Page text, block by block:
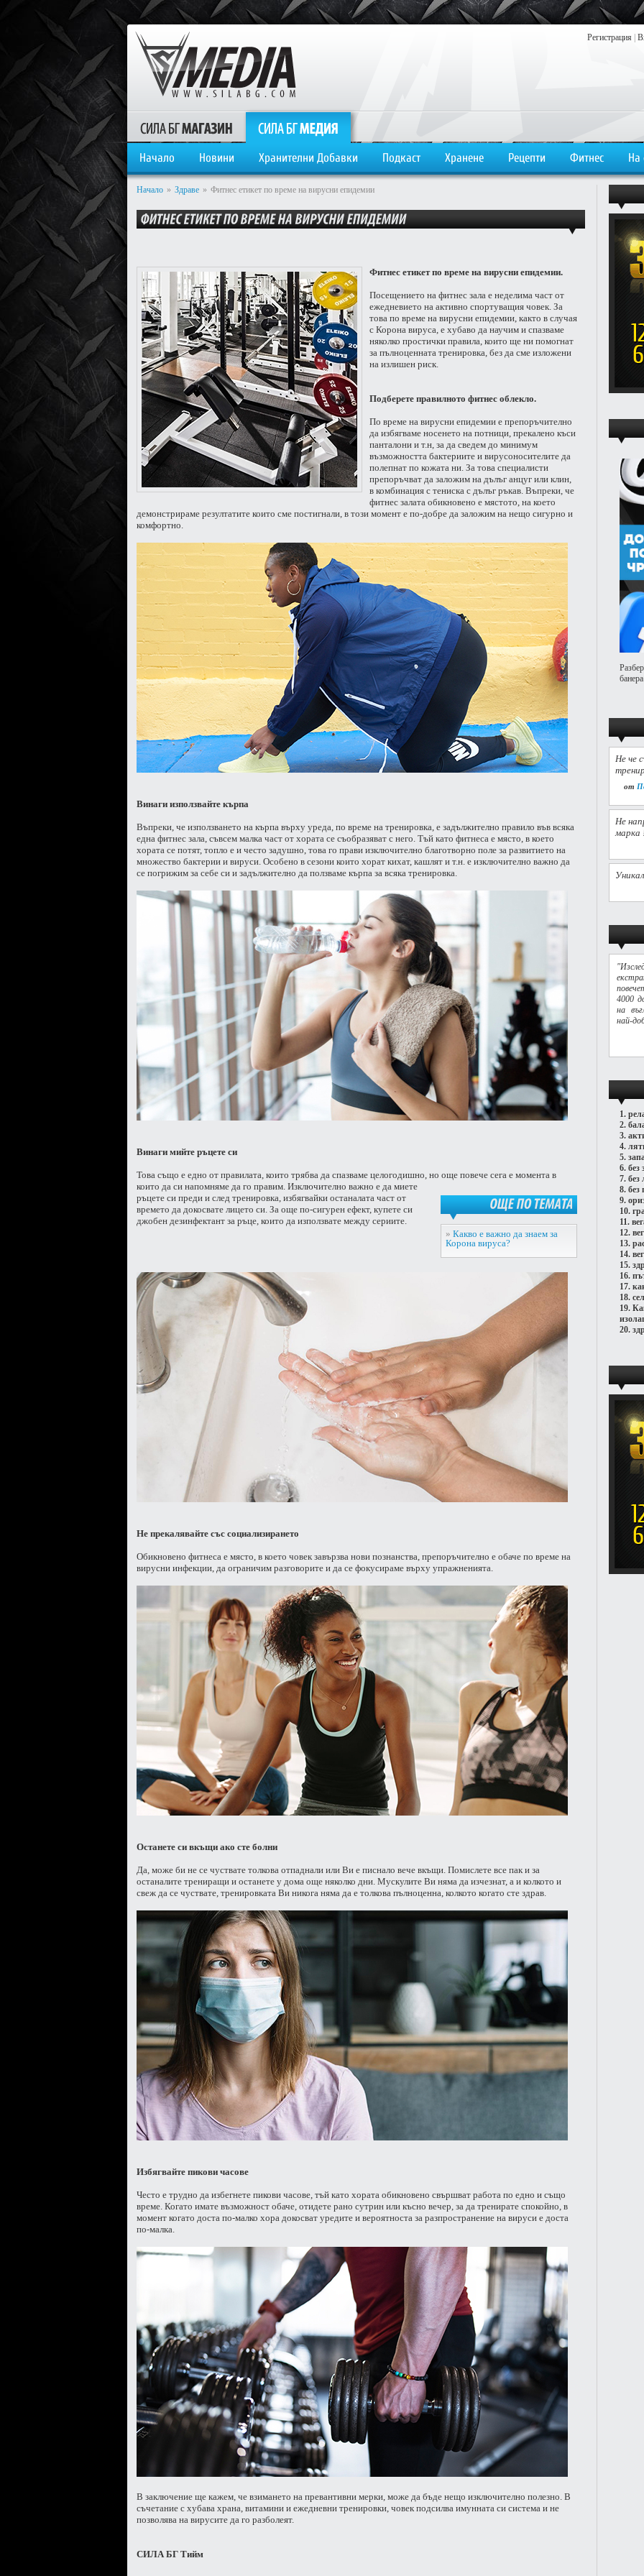
Регистрация
Начало Новини Хранителни Добавки Подкаст Хранене Рецепти Фитнес На
Начало » Здраве » Фитнес етикет по време на вирусни епидемии
Фитнес етикет по време на вирусни епидемии.
Посещението на фитнес зала е неделима част от
ежедневието на активно спортуващия човек. За
това по време на вирусни епидемии, както в случая
с Корона вируса, е хубаво да научим и спазваме
няколко простички правила, които ще ни помогнат
за пълноценната тренировка, без да сме изложени
на излишен риск.
Подберете правилното фитнес облекло.
По време на вирусни епидемии е препоръчително
да избягваме носенето на потници, прекалено къси
панталони и т.н, за да сведем до минимум
възможността бактериите и вирусоносителите да
полепнат по кожата ни. За това специалисти
препоръчват да заложим на дълъг анцуг или клин,
в комбинация с тениска с дълъг ръкав. Въпреки, че
фитнес залата обикновено е мястото, на което
демонстрираме резултатите които сме постигнали, в този момент е по-добре да заложим на нещо сигурно и
комфортно.
Винаги използвайте кърпа
Въпреки, че използването на кърпа върху уреда, по време на тренировка, е задължително правило във всяка
една фитнес зала, съвсем малка част от хората се съобразяват с него. Тъй като фитнеса е място, в което
хората се потят, топло е и често задушно, това го прави изключително благотворно поле за развитието на
множество бактерии и вируси. Особено в сезони които хорат кихат, кашлят и т.н. е изключително важно да
се погрижим за себе си и задължително да ползваме кърпа за всяка тренировка.
Винаги мийте ръцете си
Това също е едно от правилата, които трябва да спазваме целогодишно, но още повече сега е момента в
които да си напомняме да го правим.
» Какво е важно да знаем за
Корона вируса?
Изключително важно е да миете
ръцете си преди и след тренировка, избягвайки останалата част от
времето да докосвате лицето си. За още по-сигурен ефект, купете си
джобен дезинфектант за ръце, които да използвате между сериите.
Не прекалявайте със социализирането
Обикновено фитнеса е място, в което човек завързва нови познанства, препоръчително е обаче по време на
вирусни инфекции, да ограничим разговорите и да се фокусираме върху упражненията.
Останете си вкъщи ако сте болни
Да, може би не се чуствате толкова отпаднали или Ви е писнало вече вкъщи. Помислете все пак и за
останалите трениращи и останете у дома още няколко дни. Мускулите Ви няма да изчезнат, а и колкото и
свеж да се чуствате, тренировката Ви никога няма да е толкова пълноценна, колкото когато сте здрав.
Избягвайте пикови часове
Често е трудно да избегнете пикови часове, тъй като хората обикновено свършват работа по едно и също
време. Когато имате възможност обаче, отидете рано сутрин или късно вечер, за да тренирате спокойно, в
момент когато доста по-малко хора докосват уредите и вероятноста за разпространение на вируси е доста
по-малка.
В заключение ще кажем, че взимането на превантивни мерки, може да бъде нещо изключително полезно. В
съчетание с хубава храна, витамини и ежедневни тренировки, човек подсилва имунната си система и не
позволява на вирусите да го разболеят.
СИЛА БГ Тийм
банера
Не че
от
Не
марка
4000
на
най-
1.
2.
3.
4.
5.
6. без
7. без
8. без
9.
10.
11.
12.
13.
14.
15.
16.
17.
18.
19.
20.